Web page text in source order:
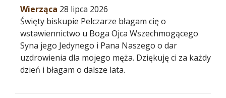
Wierząca 28 lipca 2026
Święty biskupie Pelczarze błagam cię o
wstawiennictwo u Boga Ojca Wszechmogącego
Syna jego Jedynego i Pana Naszego o dar
uzdrowienia dla mojego męża. Dziękuję ci za każdy
dzień i błagam o dalsze lata.